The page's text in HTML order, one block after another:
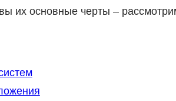
их основные черты –